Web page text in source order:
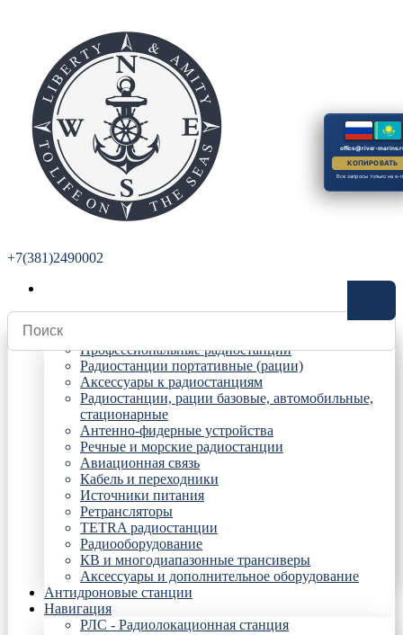
+7(381)2490002
Радиостанции
Профессиональные радиостанции
Радиостанции портативные (рации)
Аксессуары к радиостанциям
Радиостанции, рации базовые, автомобильные,
стационарные
Антенно-фидерные устройства
Речные и морские радиостанции
Авиационная связь
Кабель и переходники
Источники питания
Ретрансляторы
TETRA радиостанции
Радиооборудование
КВ и многодиапазонные трансиверы
Аксессуары и дополнительное оборудование
Антидроновые станции
Навигация
РЛС - Радиолокационная станция
office@river-
КОПИРОВАТЬ
Все запросы только на e-